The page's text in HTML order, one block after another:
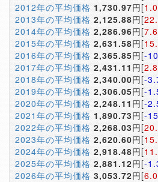
2012年の平均価格 1,730.97円[
2013年の平均価格 2,125.88円[
2014年の平均価格 2,286.96円[
2015年の平均価格 2,631.58円[
2016年の平均価格 2,365.85円[-
2017年の平均価格 2,431.11 円[
2018年の平均価格 2,340.00円[-
2019年の平均価格 2,306.05円[-
2020年の平均価格 2,248.11 円[-
2021年の平均価格 1,890.73円[-
2022年の平均価格 2,268.03円[
2023年の平均価格 2,620.60円[
2024年の平均価格 2,918.48円[
2025年の平均価格 2,881.12円[-
2026年の平均価格 3,053.72円[